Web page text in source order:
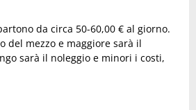
da circa 50-60,00 € al giorno.
del mezzo e maggiore sarà il
sarà il noleggio e minori i costi,